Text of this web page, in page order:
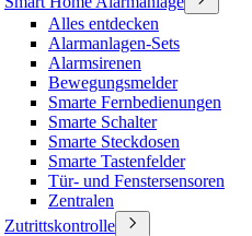
Alles entdecken
Alarmanlagen-Sets
Alarmsirenen
Bewegungsmelder
Smarte Fernbedienungen
Smarte Schalter
Smarte Steckdosen
Smarte Tastenfelder
Tür- und Fenstersensoren
Zentralen
Zutrittskontrolle